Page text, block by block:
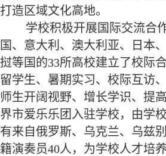
打造区域文化高地。
学校积极开展国际交流合
国、意大利、澳大利亚、日本
挝等国的33所高校建立了校际
留学生、暑期实习、校际互访
师生开阔视野、增长学识、提
界市爱乐乐团入驻学校，由学
有来自俄罗斯、乌克兰、乌兹
籍演奏员40人，为学校人才培